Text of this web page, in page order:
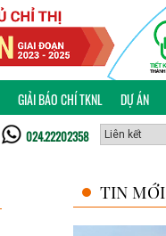
GIẢI BÁO CHÍ TKNL DỰ ÁN
024.22202358
TIN MỚI